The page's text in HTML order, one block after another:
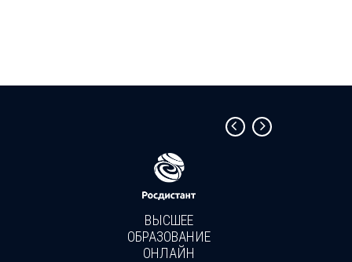
ВЫСШЕЕ
ОБРАЗОВАНИЕ
ОНЛАЙН